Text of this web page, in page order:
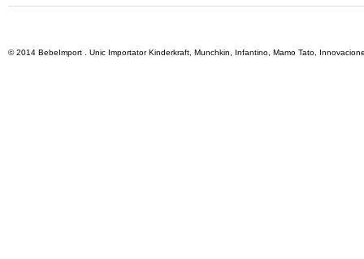
© 2014 BebeImport . Unic Importator Kinderkraft, Munchkin, Infantino, Mamo Tato,